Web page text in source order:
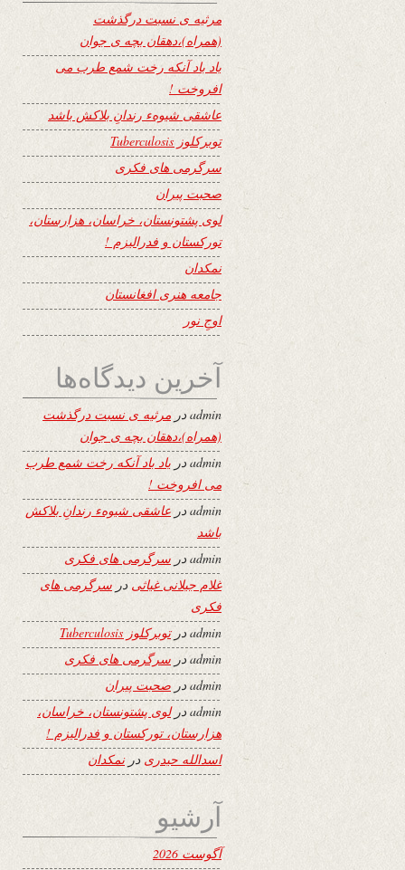
مرثیه ی نسبت درگذشت
(همراه)،دهقان بچه ی جوان
یاد باد آنکه رخت شمع طرب می
افروخت !
عاشقی شیوهء رندانِ بلاکش باشد
توبرکلوز Tuberculosis
سرگرمی های فکری
صحبت پیران
لوی پشتونستان، خراسان، هزارستان،
تورکستان و فدرالیزم !
نمکدان
جامعه هنری افغانستان
اوجِ نور
آخرین دیدگاه‌ها
adminدر مرثیه ی نسبت درگذشت
(همراه)،دهقان بچه ی جوان
admin در یاد باد آنکه رخت شمع طرب
می افروخت !
adminدر عاشقی شیوهء رندانِ بلاکش
باشد
admin در سرگرمی های فکری
غلام جیلانی غیاثی در سرگرمی های
فکری
adminدرتوبرکلوز Tuberculosis
adminدر سرگرمی های فکری
admin در صحبت پیران
adminدرلوی پشتونستان، خراسان،
هزارستان، تورکستان و فدرالیزم !
اسدالله حیدری درنمکدان
آرشیو
آگوست 2026